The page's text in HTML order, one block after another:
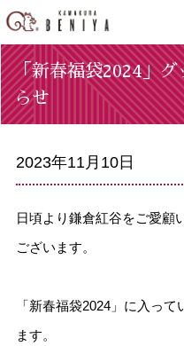
「新春福袋2024」
らせ
2023年11月10日
日頃より鎌倉紅谷をご愛顧
ございます。
「新春福袋2024」に入っ
ます。